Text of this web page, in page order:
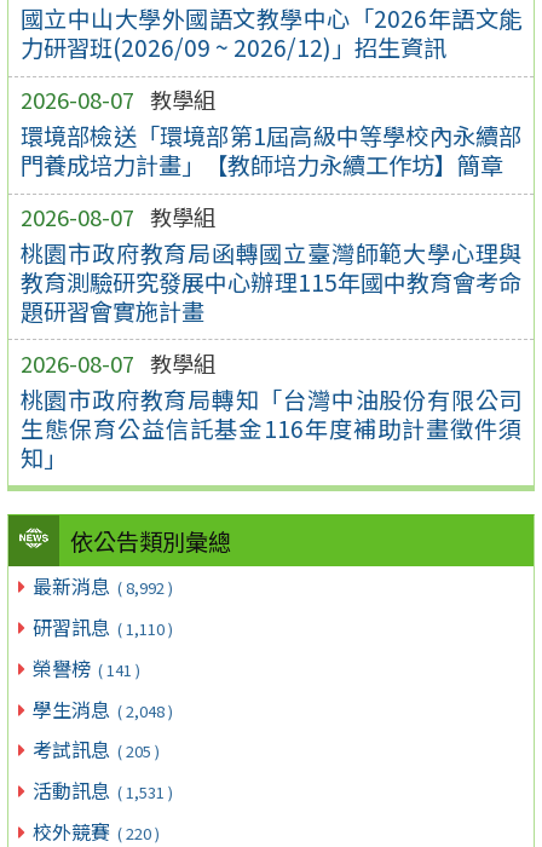
國立中山大學外國語文教學中心「2026年語文能
力研習班(2026/09 ~ 2026/12)」招生資訊
2026-08-07 教學組
環境部檢送「環境部第1屆高級中等學校內永續部
門養成培力計畫」【教師培力永續工作坊】簡章
2026-08-07 教學組
桃園市政府教育局函轉國立臺灣師範大學心理與
教育測驗研究發展中心辦理115年國中教育會考命
題研習會實施計畫
2026-08-07 教學組
桃園市政府教育局轉知「台灣中油股份有限公司
生態保育公益信託基金116年度補助計畫徵件須
知」
依公告類別彙總
最新消息 ( 8,992 )
研習訊息 ( 1,110 )
榮譽榜 ( 141 )
學生消息 ( 2,048 )
考試訊息 ( 205 )
活動訊息 ( 1,531 )
校外競賽 ( 220 )